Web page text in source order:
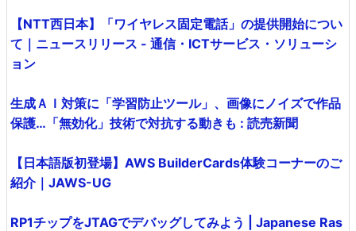
【NTT西日本】「ワイヤレス固定電話」の提供開始につい
て｜ニュースリリース - 通信・ICTサービス・ソリューシ
ョン
生成ＡＩ対策に「学習防止ツール」、画像にノイズで作品
保護…「無効化」技術で対抗する動きも : 読売新聞
【日本語版初登場】AWS BuilderCards体験コーナーのご
紹介｜JAWS-UG
RP1チップをJTAGでデバッグしてみよう | Japanese Ras